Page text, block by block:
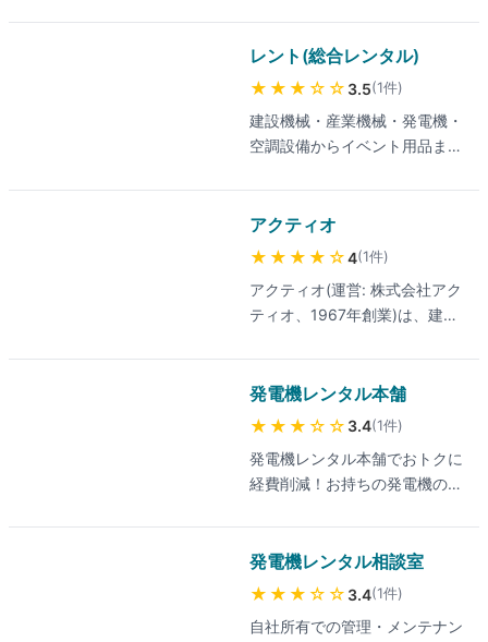
種の発電機をラインアップ。
レント(総合レンタル)
★★★ ☆☆ 3.5(1件)
建設機械・産業機械・発電機・
空調設備からイベント用品まで
北海道から九州まで全国に営業
所網を持ち、タイ・ベトナム・
インドネシアにも現地法人を展
現場の熱中症対策向けに、冷房
付きの仮設休憩所「アイシング
アクティオ
★★★★ ☆4(1件)
アクティオ(運営: 株式会社アク
ティオ、1967年創業)は、建設
大手。国内シェア・売上高1位
の実績。発電機(インバーター
式・大型)、ポータブル電源、
ンナップ。グループ拠点約900
で全国どこでも素早く手配可
注文サービスで突発需要への対
応速度を評価する声が多い。災
害対策・イベント・建設現場ま
発電機レンタル本舗
★★★ ☆☆ 3.4(1件)
発電機レンタル本舗でおトクに
経費削減！お持ちの発電機のト
ークカットなど、用途に応じた
商品をレンタルします。大型か
ら小型、インバータ式やオイル
います。0120-919-175までお
発電機レンタル相談室
★★★ ☆☆ 3.4(1件)
自社所有での管理・メンテナン